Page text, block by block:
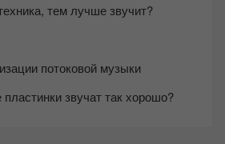
тем лучше звучит?
потоковой музыки
звучат так хорошо?